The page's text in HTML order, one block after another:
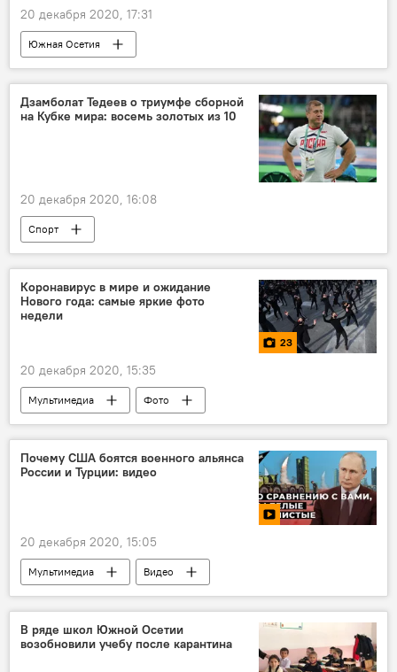
20 декабря 2020, 17:31
Южная Осетия
Дзамболат Тедеев о триумфе сборной
на Кубке мира: восемь золотых из 10
20 декабря 2020, 16:08
Спорт
Коронавирус в мире и ожидание
Нового года: самые яркие фото
недели
23
20 декабря 2020, 15:35
Мультимедиа Фото
Почему США боятся военного альянса
России и Турции: видео
20 декабря 2020, 15:05
Мультимедиа Видео
В ряде школ Южной Осетии
возобновили учебу после карантина